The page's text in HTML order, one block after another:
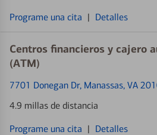
Programe una cita | Detalles
Centros financieros y cajero
(ATM)
7701 Donegan Dr, Manassas, VA
4.9 millas de distancia
Programe una cita | Detalles